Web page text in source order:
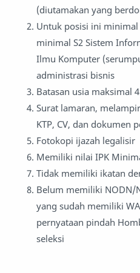
(diutamakan yang
Untuk posisi ini
minimal S2 Sistem
Ilmu Komputer
administrasi bisnis
Batasan usia maksimal
Surat lamaran,
KTP, CV, dan dokumen
Fotokopi ijazah legalisir
Memiliki nilai IPK
Tidak memiliki ikatan
Belum memiliki NODN/
yang sudah memiliki
pernyataan pindah
seleksi